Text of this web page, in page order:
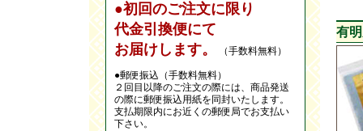
●初回のご注文に限り
代金引換便にて
お届けします。
（手数料無料）
●郵便振込（手数料無料）
２回目以降のご注文の際には、商品発送
の際に郵便振込用紙を同封いたします。
支払期限内にお近くの郵便局でお支払い
下さい。
有